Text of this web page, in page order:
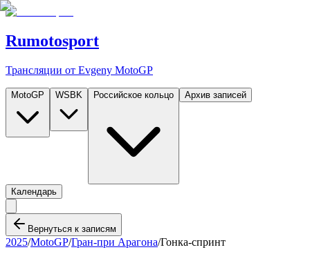
Rumotosport
Трансляции от Evgeny MotoGP
MotoGP WSBK Российское кольцо Архив записей
Календарь
Вернуться к записям
2025/MotoGP/Гран-при Арагона/Гонка-спринт